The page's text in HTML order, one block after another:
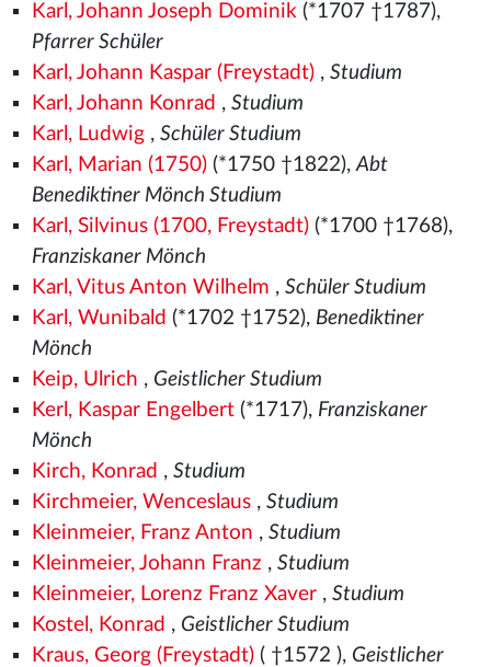
Karl, Johann Joseph Dominik(*1707 †1787),
Pfarrer Schüler
Karl, Johann Kaspar (Freystadt), Studium
Karl, Johann Konrad , Studium
Karl, Ludwig, Schüler Studium
Karl, Marian (1750)(*1750 †1822),Abt
Benediktiner Mönch Studium
Karl, Silvinus (1700, Freystadt)(*1700 †1768),
Franziskaner Mönch
Karl, Vitus Anton Wilhelm , Schüler Studium
Karl, Wunibald (*1702 †1752), Benediktiner
Mönch
Keip, Ulrich , Geistlicher Studium
Kerl, Kaspar Engelbert(*1717), Franziskaner
Mönch
Kirch, Konrad , Studium
Kirchmeier, Wenceslaus, Studium
Kleinmeier, Franz Anton , Studium
Kleinmeier, Johann Franz , Studium
Kleinmeier, Lorenz Franz Xaver, Studium
Kostel, Konrad , Geistlicher Studium
Kraus, Georg (Freystadt)( †1572 ), Geistlicher